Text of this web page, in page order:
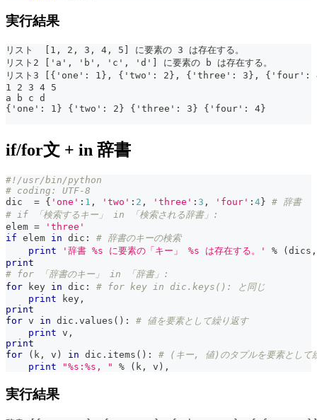
実行結果
リスト  [1, 2, 3, 4, 5] に要素の 3 は存在する。
リスト2 ['a', 'b', 'c', 'd'] に要素の b は存在する。
リスト3 [{'one': 1}, {'two': 2}, {'three': 3}, {'four': 4}]
1 2 3 4 5
a b c d
{'one': 1} {'two': 2} {'three': 3} {'four': 4}
if/for文 + in 辞書
#!/usr/bin/python
# coding: UTF-8
dic = { 'one' : 1 , 'two' : 2 , 'three' : 3 , 'four' : 4 } # 辞書
# if 「検索するキー」 in 「検索される辞書」:
elem =
'three'
if elem in dic :
# 辞書のキーの検索
print
'辞書 %s に要素の「キー」 %s は存在する。' % ( dics ,
print
# for 「辞書のキー」 in 「辞書」:
for key in dic :
# for key in dic.keys(): と同じ
print key ,
print
for v in dic . values ( ) :
# 値を要素として繰り返す
print v ,
print
for
( k , v ) in dic . items ( ) :
# (キー, 値)のタプルを要素として
print
"%s:%s, " % ( k , v ) ,
実行結果